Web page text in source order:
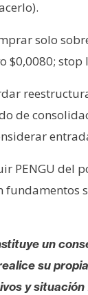
solo
$0,0080; stop
de
PENGU del
fundamentos
un
su
y